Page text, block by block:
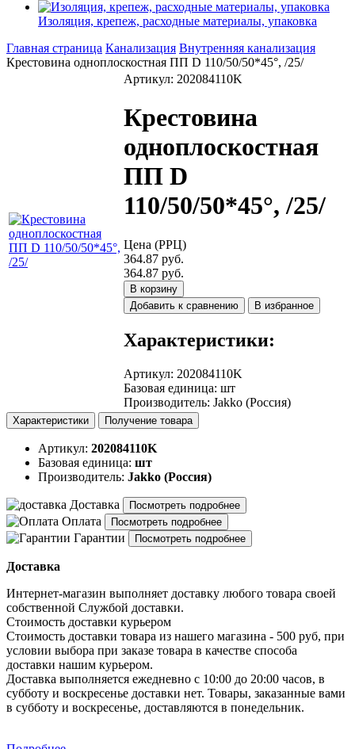
Изоляция, крепеж, расходные материалы, упаковка
Главная страница Канализация Внутренняя канализация
Крестовина одноплоскостная ПП D 110/50/50*45°, /25/
Артикул: 202084110K
Крестовина
одноплоскостная
ПП D
110/50/50*45°, /25/
Цена (РРЦ)
364.87 руб.
364.87 руб.
В корзину
Добавить к сравнению
В избранное
Характеристики:
Артикул: 202084110K
Базовая единица: шт
Производитель: Jakko (Россия)
Характеристики Получение товара
Артикул: 202084110K
Базовая единица: шт
Производитель: Jakko (Россия)
Доставка Посмотреть подробнее
Оплата Посмотреть подробнее
Гарантии Посмотреть подробнее
Доставка
Интернет-магазин выполняет доставку любого товара своей
собственной Службой доставки.
Стоимость доставки курьером
Стоимость доставки товара из нашего магазина - 500 руб, при
условии выбора при заказе товара в качестве способа
доставки нашим курьером.
Доставка выполняется ежедневно с 10:00 до 20:00 часов, в
субботу и воскресенье доставки нет. Товары, заказанные вами
в субботу и воскресенье, доставляются в понедельник.